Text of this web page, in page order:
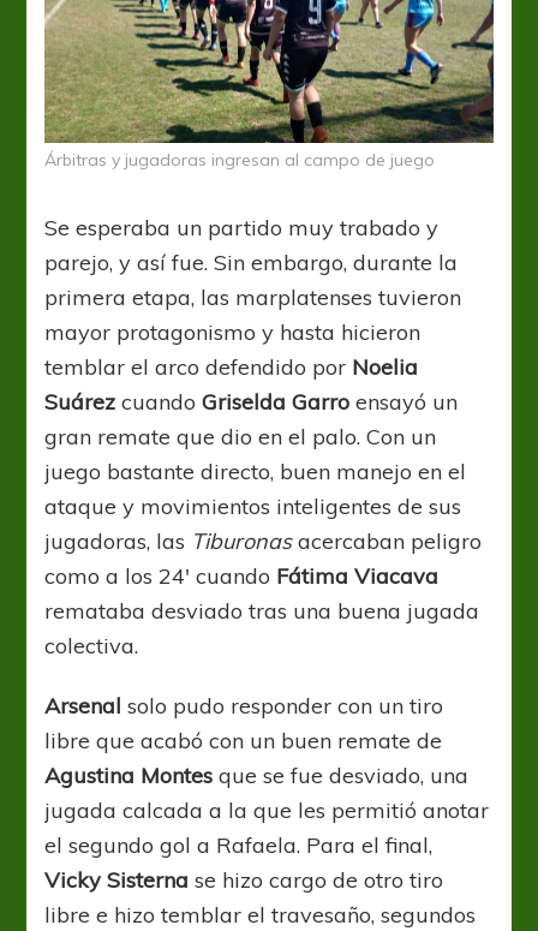
Árbitras y jugadoras ingresan al campo de juego
Se esperaba un partido muy trabado y
parejo, y así fue. Sin embargo, durante la
primera etapa, las marplatenses tuvieron
mayor protagonismo y hasta hicieron
temblar el arco defendido por Noelia
Suárez cuandoGriselda Garro ensayó un
gran remate que dio en el palo. Con un
juego bastante directo, buen manejo en el
ataque y movimientos inteligentes de sus
jugadoras, las Tiburonasacercaban peligro
como a los 24′ cuando Fátima Viacava
remataba desviado tras una buena jugada
colectiva.
Arsenal solo pudo responder con un tiro
libre que acabó con un buen remate de
Agustina Montes que se fue desviado, una
jugada calcada a la que les permitió anotar
el segundo gol a Rafaela. Para el final,
Vicky Sisterna se hizo cargo de otro tiro
libre e hizo temblar el travesaño, segundos